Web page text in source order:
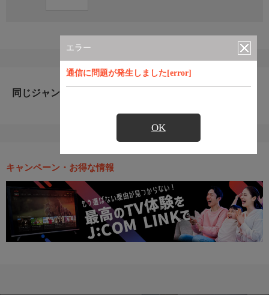
エラー
通信に問題が発生しました[error]
OK
同じジャンルのおすすめ番組
キャンペーン・お得な情報